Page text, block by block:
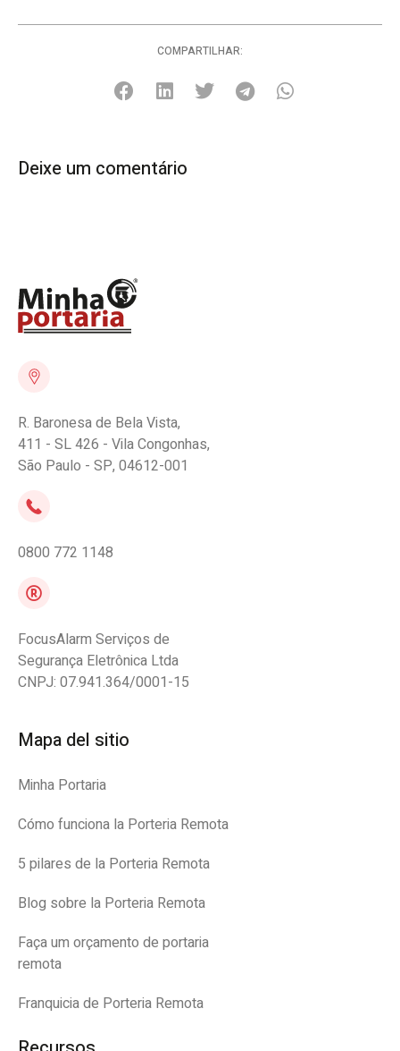
COMPARTILHAR:
Deixe um comentário
R. Baronesa de Bela Vista,
411 - SL 426 - Vila Congonhas,
São Paulo - SP, 04612-001
0800 772 1148
FocusAlarm Serviços de
Segurança Eletrônica Ltda
CNPJ: 07.941.364/0001-15
Mapa del sitio
Minha Portaria
Cómo funciona la Porteria Remota
5 pilares de la Porteria Remota
Blog sobre la Porteria Remota
Faça um orçamento de portaria
remota
Franquicia de Porteria Remota